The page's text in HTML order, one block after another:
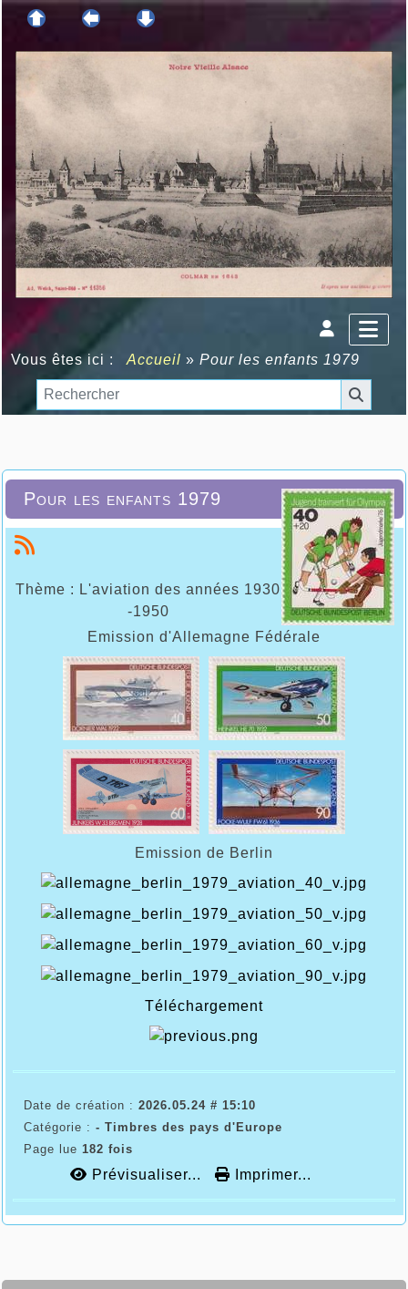
Vous êtes ici : Accueil » Pour les enfants 1979
Pour les enfants 1979
Thème : L'aviation des années 1930
-1950
Emission d'Allemagne Fédérale
Emission de Berlin
Téléchargement
Date de création : 2026.05.24 # 15:10
Catégorie : - Timbres des pays d'Europe
Page lue 182 fois
Prévisualiser... Imprimer...